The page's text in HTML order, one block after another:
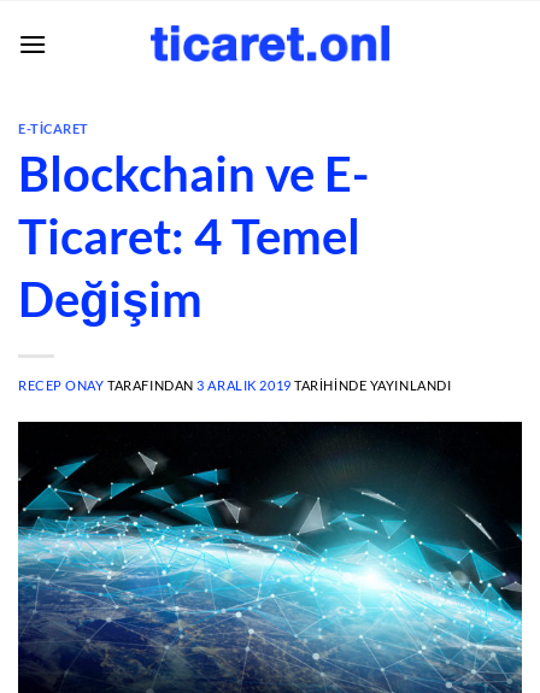
atla
E-TICARET
Blockchain ve E-
Ticaret: 4 Temel
Değişim
RECEP ONAY TARAFINDAN 3 ARALIK 2019 TARIHINDE YAYINLANDI